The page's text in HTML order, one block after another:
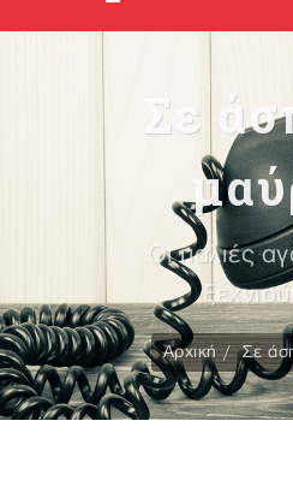
Σε
Οι παλιές
Αρχική Σε